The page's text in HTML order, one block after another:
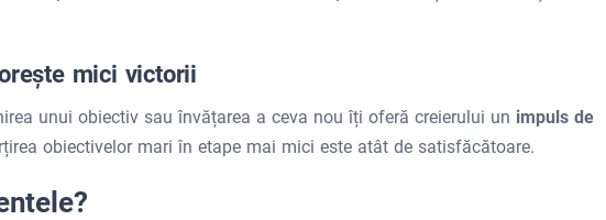
mici victorii
unui obiectiv sau învățarea a ceva nou îți oferă creierului un impuls de
obiectivelor mari în etape mai mici este atât de satisfăcătoare.